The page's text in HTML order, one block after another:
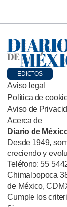
EDICTOS
Aviso legal
Política de
Aviso de
Acerca de
Diario de
Desde 1949,
creciendo y
Teléfono: 55
Chimalpopoca
de México,
Cumple los